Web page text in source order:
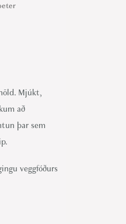
Mjúkt,
að
þar sem
veggfóðurs